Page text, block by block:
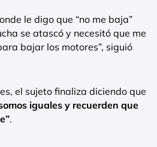
le digo que “no me baja”
se atascó y necesitó que me
bajar los motores”, siguió
el sujeto finaliza diciendo que
iguales y recuerden que
.